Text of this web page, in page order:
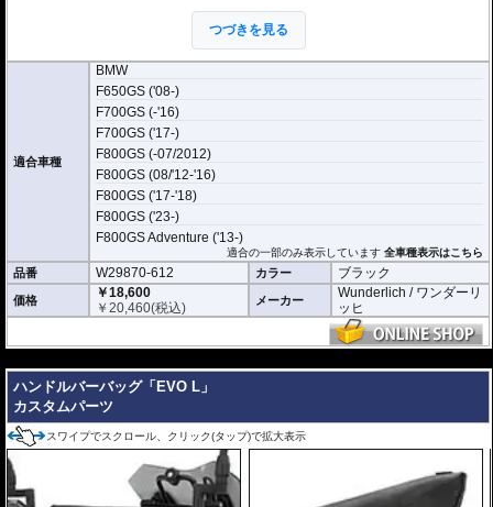
にもなります。 底面には浸水防止ホールがあり、電源ケーブルなどの引き込み
330 × 100 × 120 mm / 約3L
スマホポケットサイズ
190 x 100 x 10 mm
つづきを見る
適合車種
BMW
F650GS ('08-)
F700GS (-'16)
F700GS ('17-)
F800GS (-07/2012)
F800GS (08/'12-'16)
F800GS ('17-'18)
F800GS ('23-)
F800GS Adventure ('13-)
適合の一部のみ表示しています全車種表示はこちら
品番 W29870-612 カラー ブラック
価格
￥18,600
￥20,460(税込) メーカー
Wunderlich / ワンダーリ
ッヒ
ハンドルバーバッグ「EVO L」
カスタムパーツ
スワイプでスクロール、クリック(タップ)で拡大表示